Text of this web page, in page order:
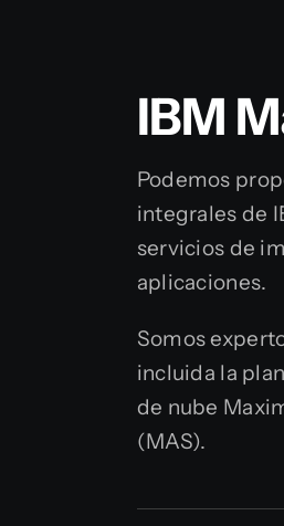
IBM
Podemos
integrales de
servicios de
aplicaciones.
Somos
incluida la
de nube
(MAS).